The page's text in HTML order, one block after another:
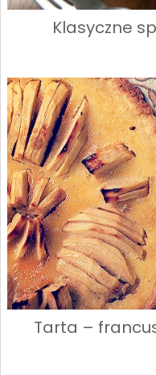
Klasyczne
Tarta –